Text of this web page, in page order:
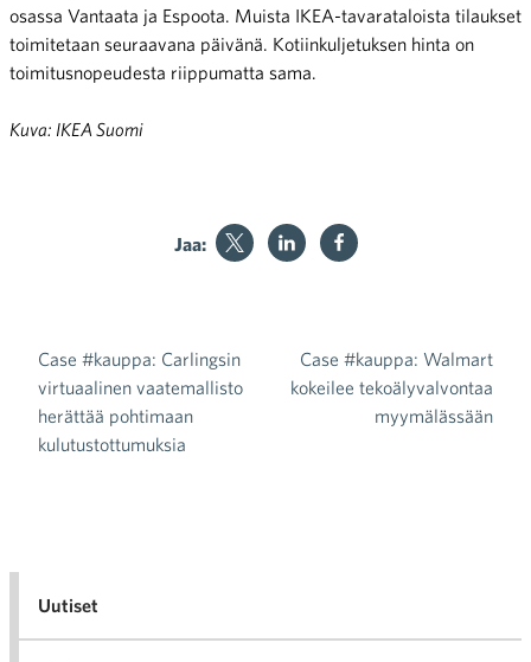
osassa Vantaata ja Espoota. Muista IKEA-tavarataloista tilaukset
toimitetaan seuraavana päivänä. Kotiinkuljetuksen hinta on
toimitusnopeudesta riippumatta sama.
Kuva: IKEA Suomi
Jaa:
Artikkelien selaus
Case #kauppa: Carlingsin
virtuaalinen vaatemallisto
herättää pohtimaan
kulutustottumuksia
Case #kauppa: Walmart
kokeilee tekoälyvalvontaa
myymälässään
Uutiset